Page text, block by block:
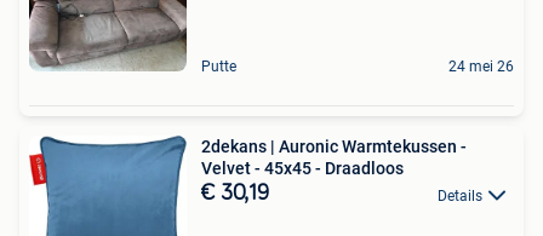
Putte 24 mei 26
2dekans | Auronic Warmtekussen -
Velvet - 45x45 - Draadloos
€ 30,19 Details